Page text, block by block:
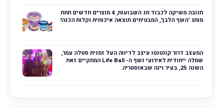
תנובה משיקה לכבוד חג השבועות, 4 מוצרים חדשים תחת
מותג 'השף הלבן', המבטיחים תוצאה איכותית וקלות הכנה!
המעצב דרור קונטנטו עיצב לדיווה העל זמנית סטלה עמר,
שמלה ייחודית לאירועי נשף ה- Life Ball המתקיים זאת
השנה 25, בעיר וינה שבאוסטריה.